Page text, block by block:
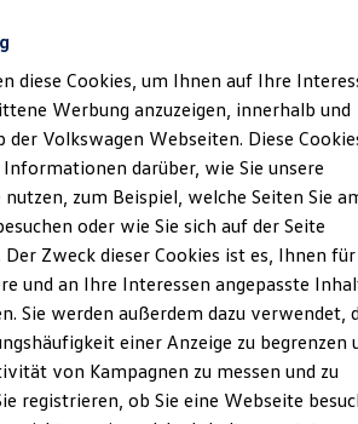
der ID. Modelle
im Winter
unterwegs
Zuhause
finden
und Lebensdauer
stegbauer.de
Geschlossen
Ansprechpartner
diese Cookies, um Ihnen auf Ihre
Werbung anzuzeigen, innerhalb und
der Volkswagen Webseiten. Diese
darüber, wie Sie unsere
zum Beispiel, welche Seiten Sie
oder wie Sie sich auf der Seite
Der Zweck dieser Cookies ist es, Ihnen für
und an Ihre Interessen angepasste
Sie werden außerdem dazu verwendet,
einer Anzeige zu begrenzen
von Kampagnen zu messen und zu
registrieren, ob Sie eine Webseite